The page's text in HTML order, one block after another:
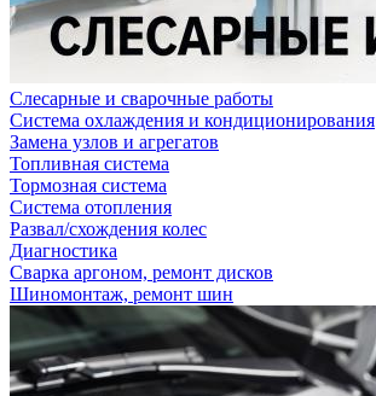
Слесарные и сварочные работы
Система охлаждения и кондиционирования
Замена узлов и агрегатов
Топливная система
Тормозная система
Система отопления
Развал/схождения колес
Диагностика
Сварка аргоном, ремонт дисков
Шиномонтаж, ремонт шин